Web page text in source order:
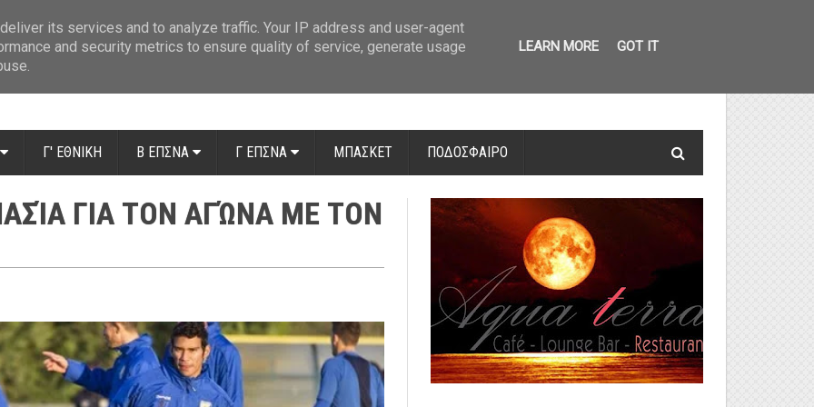
Γ' ΕΘΝΙΚΗ Β ΕΠΣΝΑ Γ ΕΠΣΝΑ ΜΠΑΣΚΕΤ ΠΟΔΟΣΦΑΙΡΟ
ΓΙΑ ΤΟΝ ΑΓΏΝΑ ΜΕ ΤΟΝ
its services and to analyze traffic. Your IP address and user-agent
and security metrics to ensure quality of service, generate usage
LEARN MORE GOT IT